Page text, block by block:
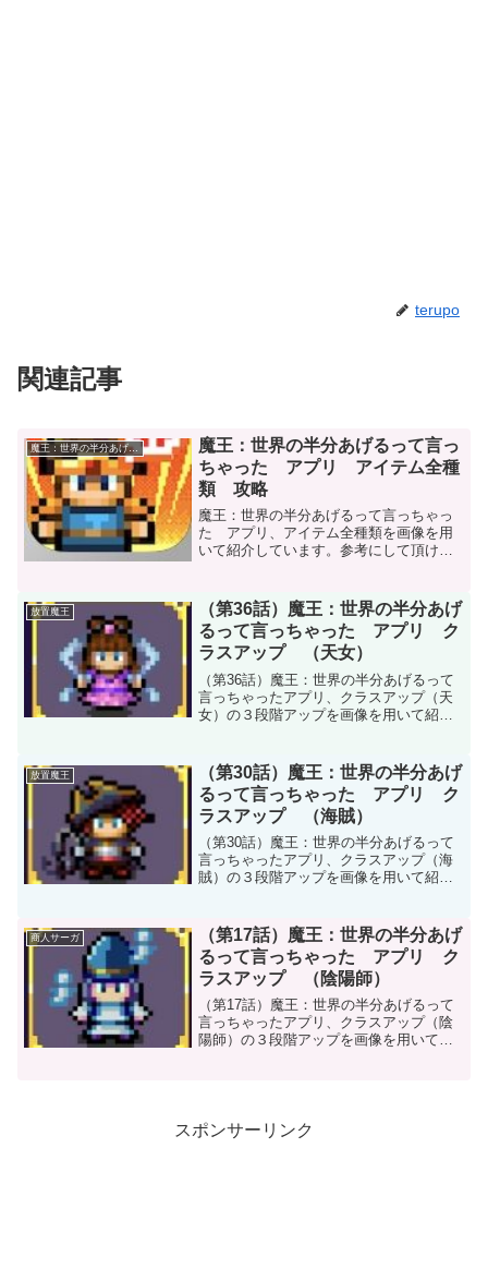
terupo
関連記事
魔王：世界の半分あげるって言っちゃた
魔王：世界の半分あげるって言っ
ちゃった アプリ アイテム全種
類 攻略
魔王：世界の半分あげるって言っちゃっ
た アプリ、アイテム全種類を画像を用
いて紹介しています。参考にして頂けれ
放置魔王
（第36話）魔王：世界の半分あげ
るって言っちゃった アプリ ク
ラスアップ （天女）
（第36話）魔王：世界の半分あげるって
言っちゃったアプリ、クラスアップ（天
女）の３段階アップを画像を用いて紹介
放置魔王
（第30話）魔王：世界の半分あげ
るって言っちゃった アプリ ク
ラスアップ （海賊）
（第30話）魔王：世界の半分あげるって
言っちゃったアプリ、クラスアップ（海
賊）の３段階アップを画像を用いて紹介
商人サーガ
（第17話）魔王：世界の半分あげ
るって言っちゃった アプリ ク
ラスアップ （陰陽師）
（第17話）魔王：世界の半分あげるって
言っちゃったアプリ、クラスアップ（陰
陽師）の３段階アップを画像を用いて紹
スポンサーリンク